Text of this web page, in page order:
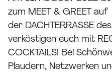
zum MEET & GREET auf
der DACHTERRASSE
verköstigen euch mit
COCKTAILS! Bei
Plaudern, Netzwerken